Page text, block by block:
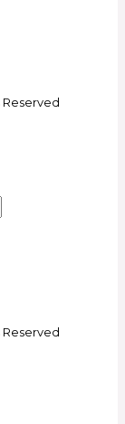
Reserved
Reserved